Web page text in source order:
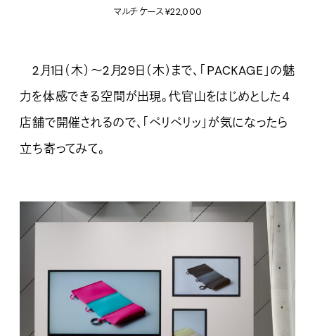
マルチケース¥22,000
2月1日（木）〜2月29日（木）まで、「PACKAGE」の魅
力を体感できる空間が出現。代官山をはじめとした4
店舗で開催されるので、「ペリペリッ」が気になったら
立ち寄ってみて。